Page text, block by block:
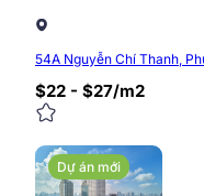
54A Nguyễn Chí Thanh,
$22 - $27/m2
Dự án mới